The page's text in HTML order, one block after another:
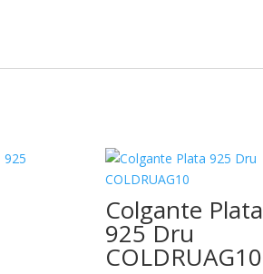
Colgante Plata
925 Dru
COLDRUAG10